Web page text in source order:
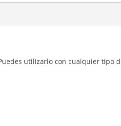
utilizarlo con cualquier tipo